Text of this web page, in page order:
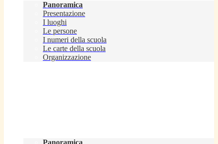
Panoramica
Presentazione
I luoghi
Le persone
I numeri della scuola
Le carte della scuola
Organizzazione